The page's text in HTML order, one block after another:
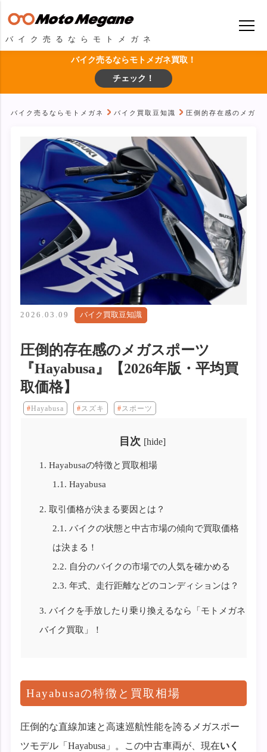
バイク売るならモトメガネ
バイク売るならモトメガネ買取！
チェック！
バイク売るならモトメガネ バイク買取豆知識 圧倒的存在感のメガ
2026.03.09 バイク買取豆知識
圧倒的存在感のメガスポーツ
『Hayabusa』【2026年版・平均買
取価格】
Hayabusa スズキ スポーツ
目次 [hide]
1. Hayabusaの特徴と買取相場
1.1. Hayabusa
2. 取引価格が決まる要因とは？
2.1. バイクの状態と中古市場の傾向で買取価格
は決まる！
2.2. 自分のバイクの市場での人気を確かめる
2.3. 年式、走行距離などのコンディションは？
3. バイクを手放したり乗り換えるなら「モトメガネ
バイク買取」！
Hayabusaの特徴と買取相場
圧倒的な直線加速と高速巡航性能を誇るメガスポー
ツモデル「Hayabusa」。この中古車両が、現在いく